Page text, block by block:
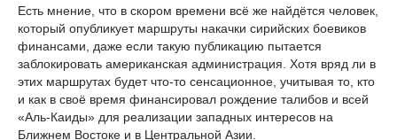
Есть мнение, что в скором времени всё же найдётся человек,
который опубликует маршруты накачки сирийских боевиков
финансами, даже если такую публикацию пытается
заблокировать американская администрация. Хотя вряд ли в
этих маршрутах будет что-то сенсационное, учитывая то, кто
и как в своё время финансировал рождение талибов и всей
«Аль-Каиды» для реализации западных интересов на
Ближнем Востоке и в Центральной Азии.